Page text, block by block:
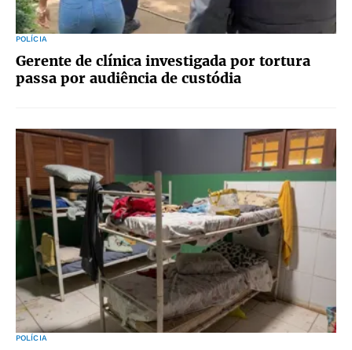
POLÍCIA
Gerente de clínica investigada por tortura
passa por audiência de custódia
POLÍCIA